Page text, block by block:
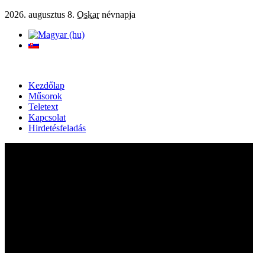
2026. augusztus 8. Oskar névnapja
Kezdőlap
Műsorok
Teletext
Kapcsolat
Hirdetésfeladás